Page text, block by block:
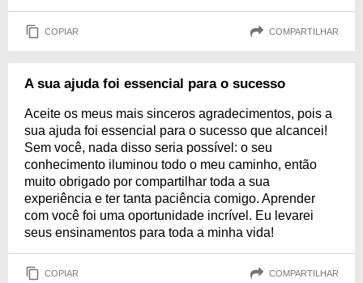
COPIAR COMPARTILHAR
A sua ajuda foi essencial para o sucesso
Aceite os meus mais sinceros agradecimentos, pois a
sua ajuda foi essencial para o sucesso que alcancei!
Sem você, nada disso seria possível: o seu
conhecimento iluminou todo o meu caminho, então
muito obrigado por compartilhar toda a sua
experiência e ter tanta paciência comigo. Aprender
com você foi uma oportunidade incrível. Eu levarei
seus ensinamentos para toda a minha vida!
COPIAR COMPARTILHAR